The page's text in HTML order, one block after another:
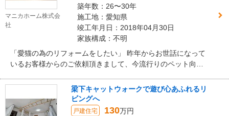
マニカホーム株式会
社
築年数：26〜30年
施工地：愛知県
竣工年月日：2018年04月30日
家族構成：不明
「愛猫の為のリフォームをしたい」 昨年からお世話になって
いるお客様からのご依頼頂きまして、今流行りのペット向け
ャットウォークと、キッチンからリビングが見えるよう一工
夫。 愛猫の為のリフォームがお客様と愛猫の距離をより身近
に感じさせてくれるかと思います。
梁下キャットウォークで遊び心あふれるリ
ビングへ
戸建住宅 130万円